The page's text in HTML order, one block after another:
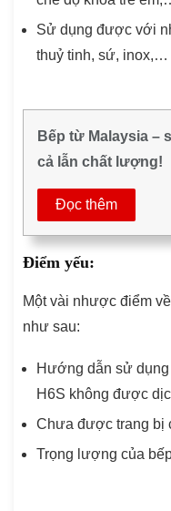
Sử dụng được với
thuỷ tinh, sứ, inox,…
Bếp từ Malaysia –
cả lẫn chất lượng!
Đọc thêm
Điểm yếu:
Một vài nhược điểm
như sau:
Hướng dẫn sử
H6S không được
Chưa được trang bị
Trọng lượng của